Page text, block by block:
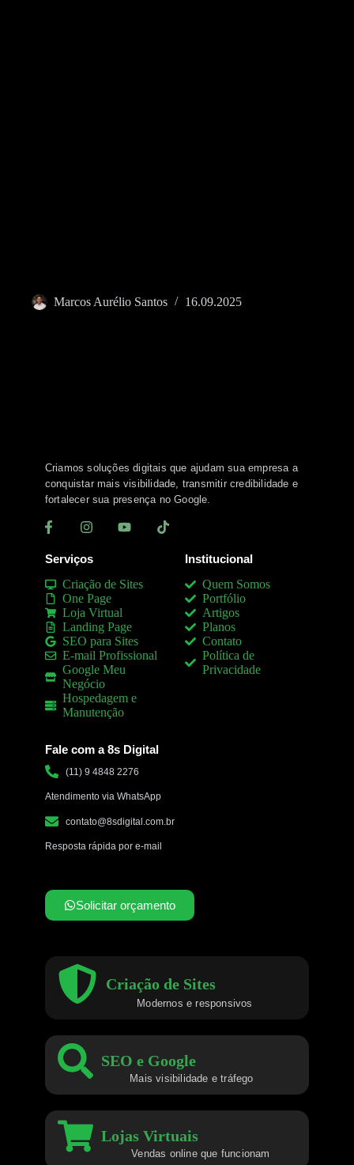
Marcos Aurélio Santos 16.09.2025
Criamos soluções digitais que ajudam sua empresa a
conquistar mais visibilidade, transmitir credibilidade e
fortalecer sua presença no Google.
Serviços
Criação de Sites
One Page
Loja Virtual
Landing Page
SEO para Sites
E-mail Profissional
Google Meu
Negócio
Hospedagem e
Manutenção
Institucional
Quem Somos
Portfólio
Artigos
Planos
Contato
Política de
Privacidade
Fale com a 8s Digital
(11) 9 4848 2276
Atendimento via WhatsApp
contato@8sdigital.com.br
Resposta rápida por e-mail
Solicitar orçamento
Criação de Sites
Modernos e responsivos
SEO e Google
Mais visibilidade e tráfego
Lojas Virtuais
Vendas online que funcionam